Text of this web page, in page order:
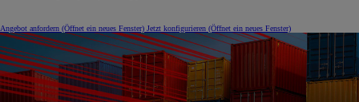
Angebot anfordern (Öffnet ein neues Fenster) Jetzt konfigurieren (Öffnet ein neues Fenster)